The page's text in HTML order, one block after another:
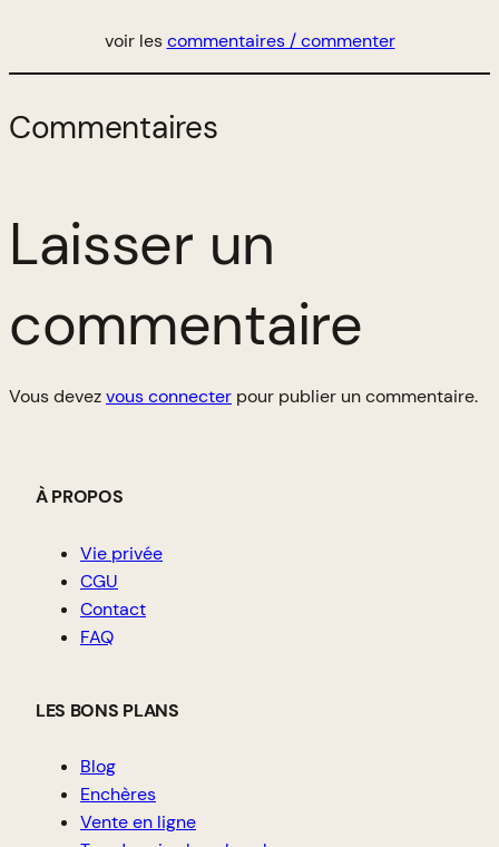
voir lescommentaires / commenter
Commentaires
Laisser un
commentaire
Vous devezvous connecter pour publier un commentaire.
À PROPOS
Vie privée
CGU
Contact
FAQ
LES BONS PLANS
Blog
Enchères
Vente en ligne